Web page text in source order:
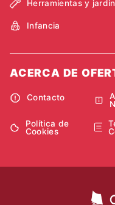
Herramientas y
Infancia
ACERCA DE
Contacto
Política de
Cookies